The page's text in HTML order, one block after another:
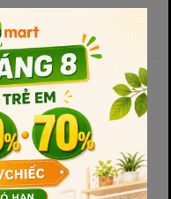
LLC, Mỹ.
20W.
38cm (cao)